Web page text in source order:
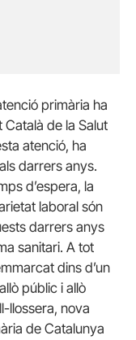
primària ha
Català de la Salut
atenció, ha
darrers anys.
d’espera, la
laboral són
darrers anys
sanitari. A tot
dins d’un
públic i allò
llossera, nova
de Catalunya